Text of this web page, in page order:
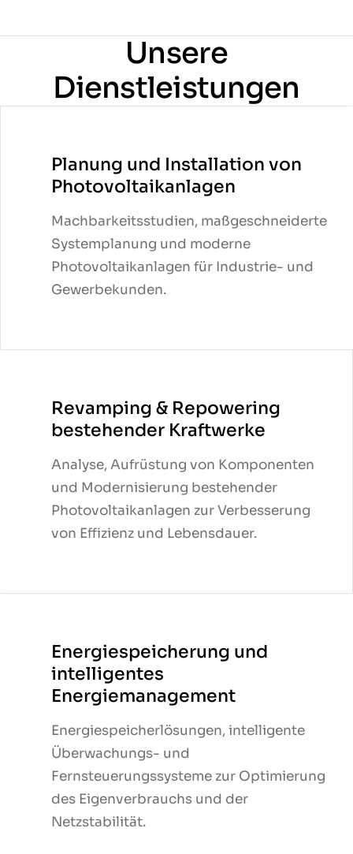
Unsere
Dienstleistungen
Planung und Installation von
Photovoltaikanlagen
Machbarkeitsstudien, maßgeschneiderte
Systemplanung und moderne
Photovoltaikanlagen für Industrie- und
Gewerbekunden.
Planung und Installation von
Photovoltaikanlagen
Machbarkeitsstudien, maßgeschneiderte
Systemplanung und moderne
Photovoltaikanlagen für Industrie- und
Gewerbekunden.
Revamping & Repowering
bestehender Kraftwerke
Analyse, Aufrüstung von Komponenten
und Modernisierung bestehender
Photovoltaikanlagen zur Verbesserung
von Effizienz und Lebensdauer.
Revamping & Repowering
bestehender Kraftwerke
Analyse, Aufrüstung von Komponenten
und Modernisierung bestehender
Photovoltaikanlagen zur Verbesserung
von Effizienz und Lebensdauer.
Energiespeicherung und
intelligentes
Energiemanagement
Energiespeicherlösungen, intelligente
Überwachungs- und
Fernsteuerungssysteme zur Optimierung
des Eigenverbrauchs und der
Netzstabilität.
Energiespeicherung und
intelligentes
Energiemanagement
Energiespeicherlösungen, intelligente
Überwachungs- und
Fernsteuerungssysteme zur Optimierung
des Eigenverbrauchs und der
Netzstabilität.